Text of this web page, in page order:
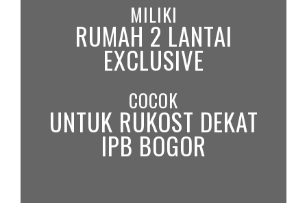
MILIKI
RUMAH 2 LANTAI
EXCLUSIVE
COCOK
UNTUK RUKOST DEKAT
IPB BOGOR